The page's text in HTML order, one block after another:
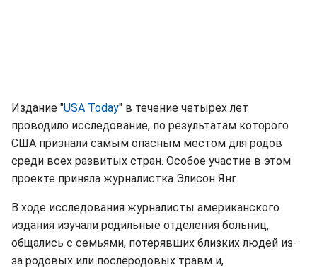
Издание "USA Today" в течение четырех лет
проводило исследование, по результатам которого
США признали самым опасным местом для родов
среди всех развитых стран. Особое участие в этом
проекте приняла журналистка Элисон Янг.
В ходе исследования журналисты американского
издания изучали родильные отделения больниц,
общались с семьями, потерявших близких людей из-
за родовых или послеродовых травм и,